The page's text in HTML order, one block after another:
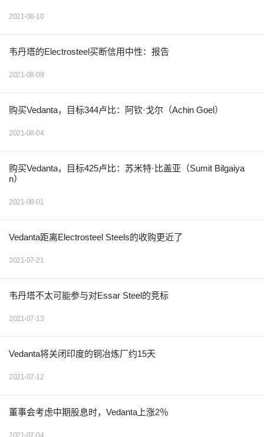
2021-08-10
韦丹塔的Electrosteel买断信用中性：报告
2021-08-09
购买Vedanta，目标344卢比：阿钦·戈尔（Achin Goel）
2021-08-04
购买Vedanta，目标425卢比：苏米特·比盖亚（Sumit Bilgaiya
n）
2021-08-01
Vedanta距离Electrosteel Steels的收购更近了
2021-07-21
韦丹塔不太可能参与对Essar Steel的竞标
2021-07-13
Vedanta将关闭印度的铜冶炼厂约15天
2021-07-12
董事会考虑中期股息时，Vedanta上涨2％
2021-07-04